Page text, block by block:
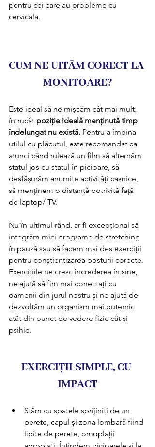
pentru cei care au probleme cu
cervicala.
CUM NE UITĂM CORECT LA
MONITOARE?
Este ideal să ne mișcăm cât mai mult,
întrucât poziție ideală menținută timp
îndelungat nu există. Pentru a îmbina
utilul cu plăcutul, este recomandat ca
atunci când rulează un film să alternăm
statul jos cu statul în picioare, să
desfășurăm anumite activități casnice,
să menținem o distanță potrivită față
de laptop/ TV.
Nu în ultimul rând, ar fi excepțional să
integrăm mici programe de stretching
în pauză sau să facem mai des exerciții
pentru conștientizarea posturii corecte.
Exercițiile ne cresc încrederea în sine,
ne ajută să fim mai conectați cu
oamenii din jurul nostru și ne ajută de
dezvoltăm un organism mai puternic
atât din punct de vedere fizic cât și
psihic.
EXERCIȚII SIMPLE, CU
IMPACT
Stăm cu spatele sprijiniți de un
perete, capul și zona lombară fiind
lipite de perete, omoplații